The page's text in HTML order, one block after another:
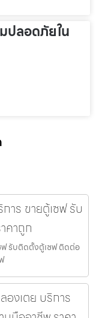
ปลอดภัยใน
าร ขายตู้เซฟ รับ
คาถูก
ฟ รับติดตั้งตู้เซฟ ติดต่อ
องเตย บริการ